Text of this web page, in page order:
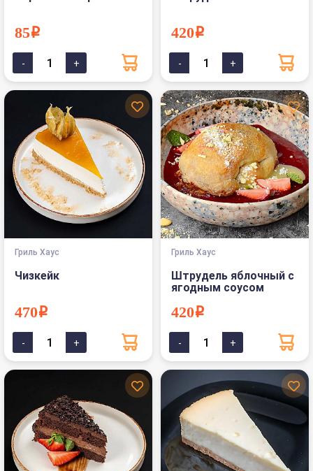
85i 420i
Гриль Хаус
Чизкейк
470i
Гриль Хаус
Штрудель яблочный с
ягодным соусом
420i